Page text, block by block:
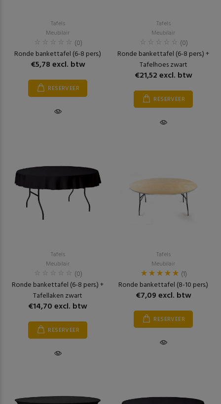
Tafels
Meubilair
(0)
Ronde bankettafel (6-8 pers.)
€5,78 excl. btw
RESERVEER
Tafels
Meubilair
(0)
Ronde bankettafel (6-8 pers.) +
Tafelhoes zwart
€21,52 excl. btw
RESERVEER
Tafels
Meubilair
(0)
Ronde bankettafel (6-8 pers.) +
Tafellaken zwart
€14,70 excl. btw
RESERVEER
Tafels
Meubilair
(1)
Ronde bankettafel (8-10 pers.)
€7,09 excl. btw
RESERVEER